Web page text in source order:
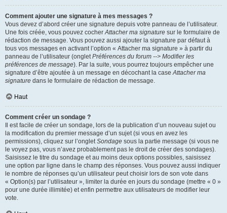
Comment ajouter une signature à mes messages ?
Vous devez d’abord créer une signature depuis votre panneau de l’utilisateur.
Une fois créée, vous pouvez cocherAttacher ma signature sur le formulaire de
rédaction de message. Vous pouvez aussi ajouter la signature par défaut à
tous vos messages en activant l’option « Attacher ma signature » à partir du
panneau de l’utilisateur (ongletPréférences du forum --> Modifier les
préférences de message). Par la suite, vous pourrez toujours empêcher une
signature d’être ajoutée à un message en décochant la caseAttacher ma
signature dans le formulaire de rédaction de message.
Haut
Comment créer un sondage ?
Il est facile de créer un sondage, lors de la publication d’un nouveau sujet ou
la modification du premier message d’un sujet (si vous en avez les
permissions), cliquez sur l’ongletSondage sous la partie message (si vous ne
le voyez pas, vous n’avez probablement pas le droit de créer des sondages).
Saisissez le titre du sondage et au moins deux options possibles, saisissez
une option par ligne dans le champ des réponses. Vous pouvez aussi indiquer
le nombre de réponses qu’un utilisateur peut choisir lors de son vote dans
« Option(s) par l’utilisateur », limiter la durée en jours du sondage (mettre « 0 »
pour une durée illimitée) et enfin permettre aux utilisateurs de modifier leur
vote.